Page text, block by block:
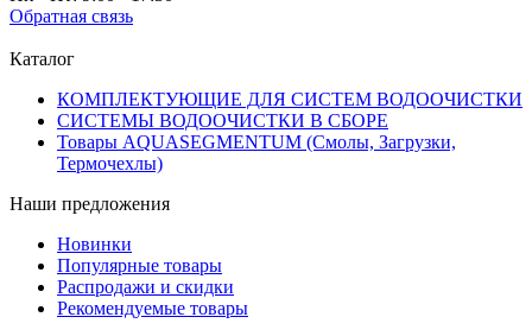
Обратная связь
Каталог
КОМПЛЕКТУЮЩИЕ ДЛЯ СИСТЕМ ВОДООЧИСТКИ
СИСТЕМЫ ВОДООЧИСТКИ В СБОРЕ
Товары AQUASEGMENTUM (Смолы, Загрузки,
Термочехлы)
Наши предложения
Новинки
Популярные товары
Распродажи и скидки
Рекомендуемые товары